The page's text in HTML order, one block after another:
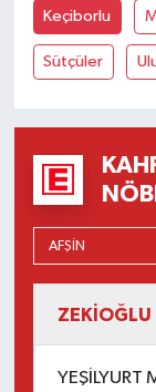
Keçiborlu
Sütçüler
ZEKİOĞLU
YEŞİLYURT